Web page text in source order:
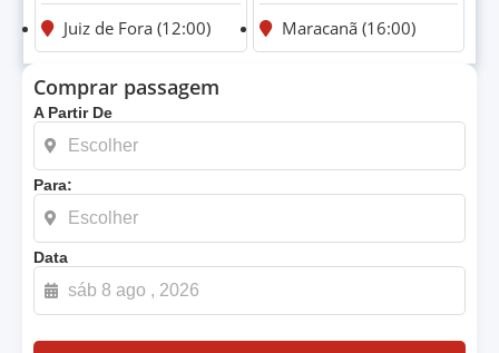
Juiz de Fora (12:00) Maracanã (16:00)
Comprar passagem
A Partir De
Para:
Data